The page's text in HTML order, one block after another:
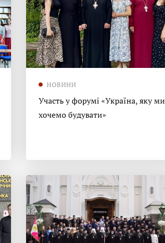
НОВИНИ
Участь у форумі «Україна, яку ми
хочемо будувати»